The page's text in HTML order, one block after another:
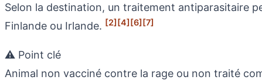
Selon la destination, un traitement antiparasitaire
Finlande ou Irlande. [2][4][6][7]
⚠️ Point clé
Animal non vacciné contre la rage ou non traité